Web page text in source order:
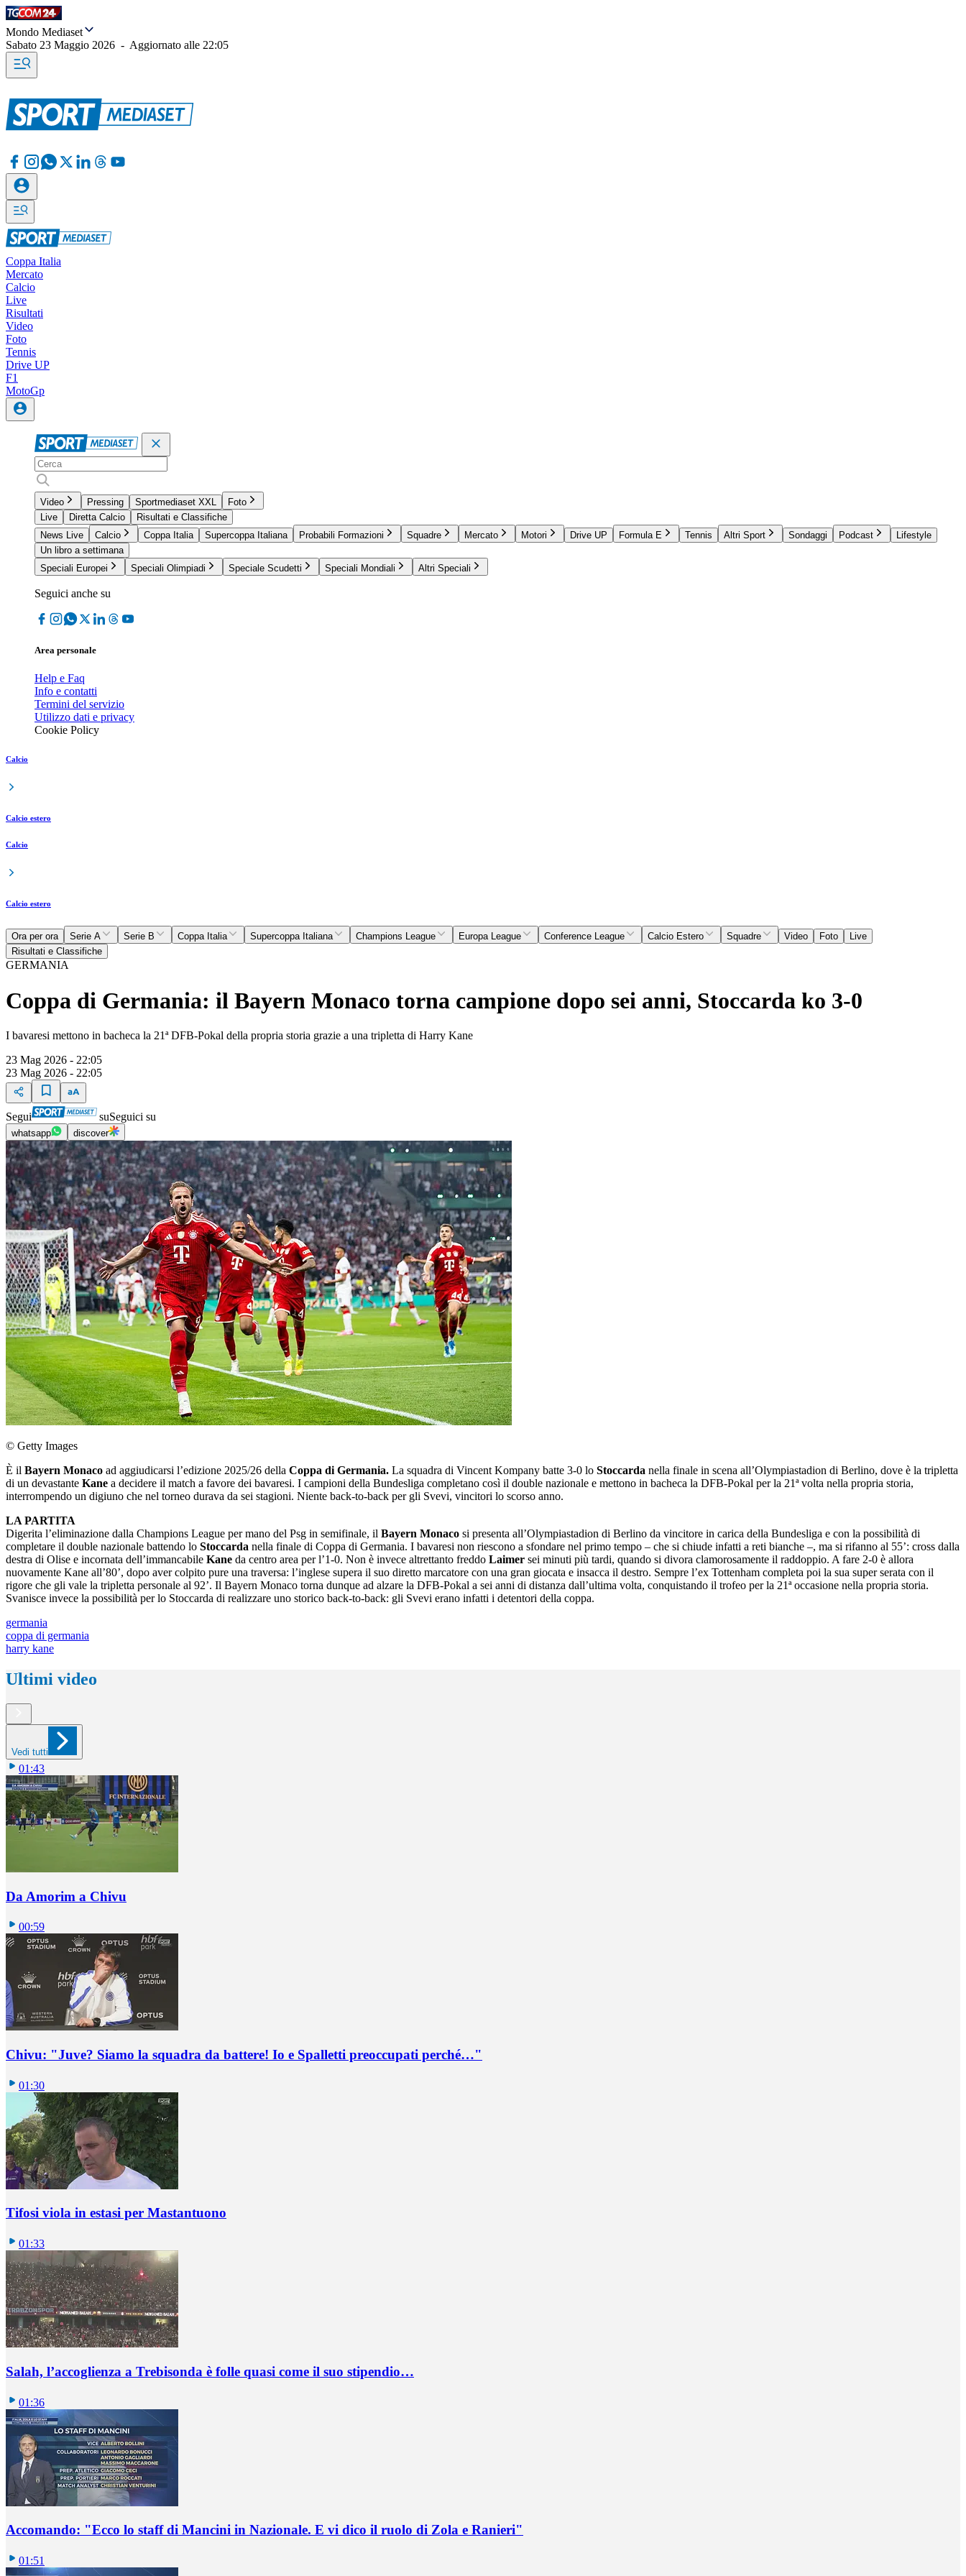
Mondo Mediaset
Sabato 23 Maggio 2026 - Aggiornato alle 22:05
Coppa Italia
Mercato
Calcio
Live
Risultati
Video
Foto
Tennis
Drive UP
F1
MotoGp
Video Pressing Sportmediaset XXL
Foto
Live
Diretta Calcio
Risultati e Classifiche
News Live
Calcio Coppa Italia Supercoppa Italiana Probabili Formazioni Squadre Mercato Motori Drive UP Formula E Tennis Altri Sport Sondaggi Podcast
Lifestyle
Un libro a settimana
Speciali Europei
Speciali Olimpiadi Speciale Scudetti Speciali Mondiali Altri Speciali
Seguici anche su
Area personale
Help e Faq
Info e contatti
Termini del servizio
Utilizzo dati e privacy
Cookie Policy
Calcio
Calcio estero
Calcio
Calcio estero
Ora per ora Serie A Serie B Coppa Italia Supercoppa Italiana Champions League Europa League Conference League Calcio Estero Squadre Video Foto
Live
Risultati e Classifiche
GERMANIA
Coppa di Germania: il Bayern Monaco torna campione dopo sei anni, Stoccarda ko 3-0
I bavaresi mettono in bacheca la 21ª DFB-Pokal della propria storia grazie a una tripletta di Harry Kane
23 Mag 2026 - 22:05
23 Mag 2026 - 22:05
Segui suSeguici su
whatsapp discover
© Getty Images
È il Bayern Monaco ad aggiudicarsi l’edizione 2025/26 della Coppa di Germania. La squadra di Vincent Kompany batte 3-0 lo Stoccarda nella finale in scena all’Olympiastadion di Berlino, dove è la tripletta
di un devastante Kane a decidere il match a favore dei bavaresi. I campioni della Bundesliga completano così il double nazionale e mettono in bacheca la DFB-Pokal per la 21ª volta nella propria storia,
interrompendo un digiuno che nel torneo durava da sei stagioni. Niente back-to-back per gli Svevi, vincitori lo scorso anno.
LA PARTITA
Digerita l’eliminazione dalla Champions League per mano del Psg in semifinale, il Bayern Monaco si presenta all’Olympiastadion di Berlino da vincitore in carica della Bundesliga e con la possibilità di
completare il double nazionale battendo lo Stoccarda nella finale di Coppa di Germania. I bavaresi non riescono a sfondare nel primo tempo – che si chiude infatti a reti bianche –, ma si rifanno al 55’: cross dalla
destra di Olise e incornata dell’immancabile Kane da centro area per l’1-0. Non è invece altrettanto freddo Laimer sei minuti più tardi, quando si divora clamorosamente il raddoppio. A fare 2-0 è allora
nuovamente Kane all’80’, dopo aver colpito pure una traversa: l’inglese supera il suo diretto marcatore con una gran giocata e insacca il destro. Sempre l’ex Tottenham completa poi la sua super serata con il
rigore che gli vale la tripletta personale al 92’. Il Bayern Monaco torna dunque ad alzare la DFB-Pokal a sei anni di distanza dall’ultima volta, conquistando il trofeo per la 21ª occasione nella propria storia.
Svanisce invece la possibilità per lo Stoccarda di realizzare uno storico back-to-back: gli Svevi erano infatti i detentori della coppa.
germania
coppa di germania
harry kane
Ultimi video
Vedi tutti
01:43
Da Amorim a Chivu
00:59
Chivu: "Juve? Siamo la squadra da battere! Io e Spalletti preoccupati perché…"
01:30
Tifosi viola in estasi per Mastantuono
01:33
Salah, l’accoglienza a Trebisonda è folle quasi come il suo stipendio…
01:36
Accomando: "Ecco lo staff di Mancini in Nazionale. E vi dico il ruolo di Zola e Ranieri"
01:51